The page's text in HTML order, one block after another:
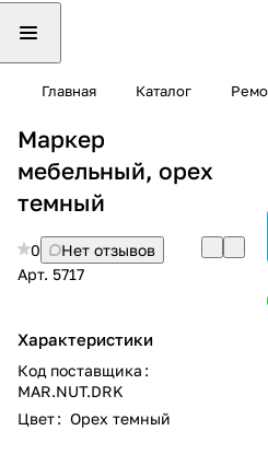
Главная Каталог
Маркер
мебельный, орех
темный
0
Нет отзывов
Арт. 5717
Характеристики
Код поставщика :
MAR.NUT.DRK
Цвет: Орех темный